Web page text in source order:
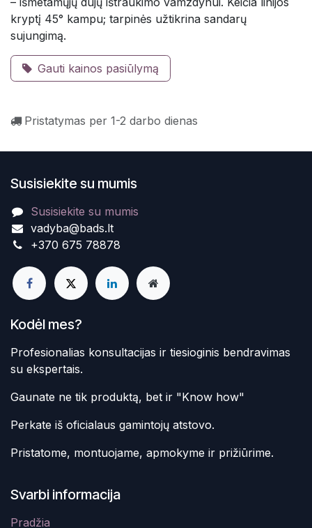
kryptį 45° kampu; tarpinės užtikrina sandarų
sujungimą.
Gauti kainos pasiūlymą
Pristatymas per 1-2 darbo dienas
Susisiekite su mumis
Susisiekite su mumis
vadyba@bads.lt
+370 675 78878
Kodėl mes?
Profesionalias konsultacijas ir tiesioginis bendravimas
su ekspertais.
Gaunate ne tik produktą, bet ir "Know how"
Perkate iš oficialaus gamintojų atstovo.
Pristatome, montuojame, apmokyme ir prižiūrime.
Svarbi informacija
Pradžia